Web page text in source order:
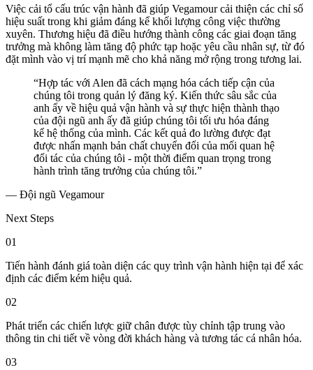
Việc cải tổ cấu trúc vận hành đã giúp Vegamour cải thiện các chỉ số
hiệu suất trong khi giảm đáng kể khối lượng công việc thường
xuyên. Thương hiệu đã điều hướng thành công các giai đoạn tăng
trưởng mà không làm tăng độ phức tạp hoặc yêu cầu nhân sự, từ đó
đặt mình vào vị trí mạnh mẽ cho khả năng mở rộng trong tương lai.
“Hợp tác với Alen đã cách mạng hóa cách tiếp cận của
chúng tôi trong quản lý đăng ký. Kiến thức sâu sắc của
anh ấy về hiệu quả vận hành và sự thực hiện thành thạo
của đội ngũ anh ấy đã giúp chúng tôi tối ưu hóa đáng
kể hệ thống của mình. Các kết quả đo lường được đạt
được nhấn mạnh bản chất chuyển đổi của mối quan hệ
đối tác của chúng tôi - một thời điểm quan trọng trong
hành trình tăng trưởng của chúng tôi.”
— Đội ngũ Vegamour
Next Steps
01
Tiến hành đánh giá toàn diện các quy trình vận hành hiện tại để xác
định các điểm kém hiệu quả.
02
Phát triển các chiến lược giữ chân được tùy chỉnh tập trung vào
thông tin chi tiết về vòng đời khách hàng và tương tác cá nhân hóa.
03